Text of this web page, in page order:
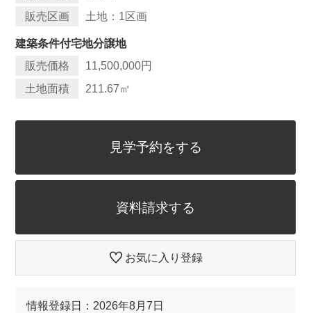
販売区画
土地：1区画
建築条件付宅地分譲地
販売価格
11,500,000円
土地面積
211.67㎡
見学予約をする
資料請求する
お気に入り登録
情報登録日：2026年8月7日